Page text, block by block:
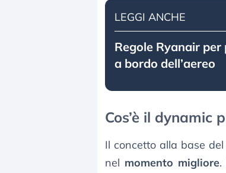
LEGGI ANCHE
Regole Ryanair
a bordo dell’aereo
Cos’è il dynamic
Il concetto alla base
nel momento migliore.